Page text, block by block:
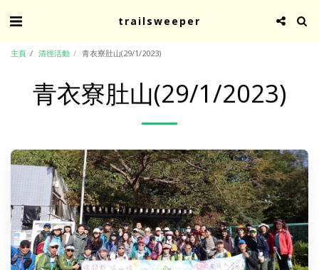
trailsweeper
主頁 清徑活動 青衣寮肚山(29/1/2023)
青衣寮肚山(29/1/2023)